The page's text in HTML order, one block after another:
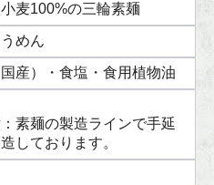
麦100%の三輪素麺
めん
産）・食塩・食用植物油
素麺の製造ラインで手延
しております。